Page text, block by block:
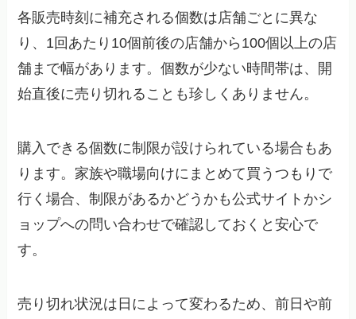
各販売時刻に補充される個数は店舗ごとに異な
り、1回あたり10個前後の店舗から100個以上の店
舗まで幅があります。個数が少ない時間帯は、開
始直後に売り切れることも珍しくありません。
購入できる個数に制限が設けられている場合もあ
ります。家族や職場向けにまとめて買うつもりで
行く場合、制限があるかどうかも公式サイトかシ
ョップへの問い合わせで確認しておくと安心で
す。
売り切れ状況は日によって変わるため、前日や前